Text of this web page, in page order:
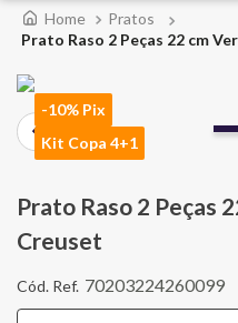
Pratos
Prato Raso 2 Peças 22 cm
-10% Pix
Kit Copa 4+1
Prato Raso 2 Peças
Creuset
70203224260099